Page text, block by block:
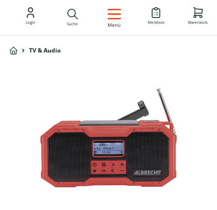
DE
Login Suche Menü Merkliste Warenkorb
TV & Audio